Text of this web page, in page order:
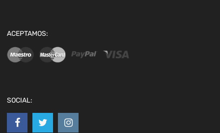
ACEPTAMOS:
SOCIAL: